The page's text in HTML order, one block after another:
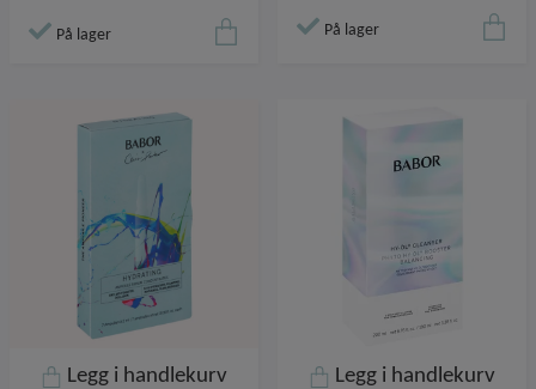
På lager På lager
Legg i handlekurv Legg i handlekurv